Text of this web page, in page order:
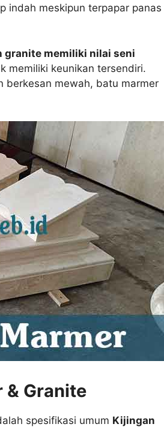
indah meskipun terpapar panas
granite memiliki nilai seni
memiliki keunikan tersendiri.
berkesan mewah, batu marmer
& Granite
spesifikasi umum Kijingan